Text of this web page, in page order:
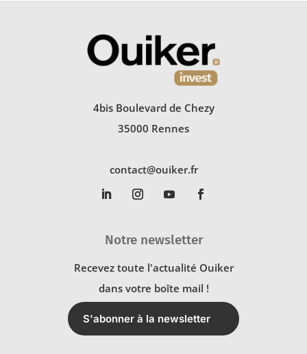
4bis Boulevard de Chezy
35000 Rennes
contact@ouiker.fr
Notre newsletter
Recevez toute l'actualité Ouiker
dans votre boîte mail !
S'abonner à la newsletter